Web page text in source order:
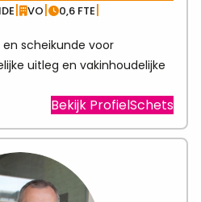
| VO| 0,6 FTE|
scheikunde voor
uitleg en vakinhoudelijke
Bekijk ProfielSchetsVisit
link